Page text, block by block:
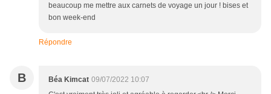
beaucoup me mettre aux carnets de voyage un jour ! bises et
bon week-end
Répondre
B Béa Kimcat 09/07/2022 10:07